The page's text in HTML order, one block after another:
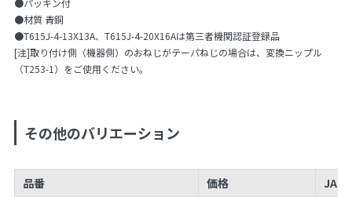
●材質 青銅
●T615J-4-13X13A、T615J-4-20X16Aは第三者機関認証登録品
[注]取り付け側（機器側）のおねじがテーパねじの場合は、変換ニップル
（T253-1）をご使用ください。
その他のバリエーション
品番 価格
JAN